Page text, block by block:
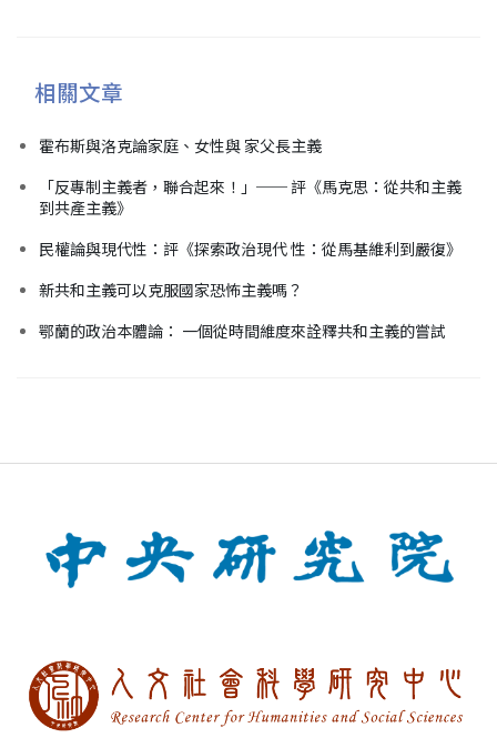
相關文章
霍布斯與洛克論家庭、女性與 家父長主義
「反專制主義者，聯合起來！」── 評《馬克思：從共和主義
到共產主義》
民權論與現代性：評《探索政治現代 性：從馬基維利到嚴復》
新共和主義可以克服國家恐怖主義嗎？
鄂蘭的政治本體論： 一個從時間維度來詮釋共和主義的嘗試